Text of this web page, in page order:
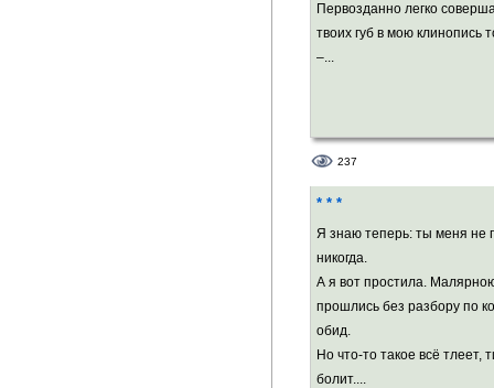
«Славянские
конкурса
В сентябре 2013
незабудки» с
В декабре 2013
стихов и
(M.: Нонпарелъ,
Регистрация:5
Первозданно легко
твоих губ в мою клинопись
–...
237
* * *
Я знаю теперь: ты меня не
никогда.
А я вот простила.
прошлись без разбору по
обид.
Но что-то такое всё тлеет,
болит....